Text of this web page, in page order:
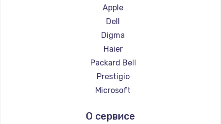
Ремонт ноутбуков Thunderobot
Ремонт ноутбуков Hasee
Ремонт ноутбуков ZTE
Ремонт ноутбуков Hiper
Ремонт ноутбуков Evga
Ремонт ноутбуков Google
Ремонт ноутбуков Echips
Ремонт ноутбуков Predator
Apple
Dell
Digma
Haier
Packard Bell
Prestigio
Microsoft
Aquarius
О сервисе